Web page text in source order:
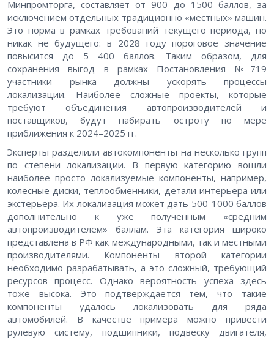
Минпромторга, составляет от 900 до 1500 баллов, за
исключением отдельных традиционно «местных» машин.
Это норма в рамках требований текущего периода, но
никак не будущего: в 2028 году пороговое значение
повысится до 5 400 баллов. Таким образом, для
сохранения выгод в рамках Постановления №719
участники рынка должны ускорять процессы
локализации. Наиболее сложные проекты, которые
требуют объединения автопроизводителей и
поставщиков, будут набирать остроту по мере
приближения к 2024–2025 гг.
Эксперты разделили автокомпоненты на несколько групп
по степени локализации. В первую категорию вошли
наиболее просто локализуемые компоненты, например,
колесные диски, теплообменники, детали интерьера или
экстерьера. Их локализация может дать 500-1000 баллов
дополнительно к уже полученным «средним
автопроизводителем» баллам. Эта категория широко
представлена в РФ как международными, так и местными
производителями. Компоненты второй категории
необходимо разрабатывать, а это сложный, требующий
ресурсов процесс. Однако вероятность успеха здесь
тоже высока. Это подтверждается тем, что такие
компоненты удалось локализовать для ряда
автомобилей. В качестве примера можно привести
рулевую систему, подшипники, подвеску двигателя,